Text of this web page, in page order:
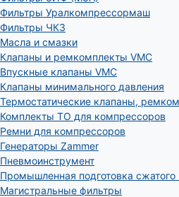
Фильтры Уралкомпрессормаш
Фильтры ЧКЗ
Масла и смазки
Клапаны и ремкомплекты VMC
Впускные клапаны VMC
Клапаны минимального давления
Термостатические клапаны,
Комплекты ТО для компрессоров
Ремни для компрессоров
Генераторы Zammer
Пневмоинструмент
Промышленная подготовка сжатого
Магистральные фильтры